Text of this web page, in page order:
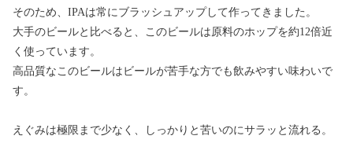
そのため、IPAは常にブラッシュアップして作ってきました。
大手のビールと比べると、このビールは原料のホップを約12倍近
く使っています。
高品質なこのビールはビールが苦手な方でも飲みやすい味わいで
す。
えぐみは極限まで少なく、しっかりと苦いのにサラッと流れる。